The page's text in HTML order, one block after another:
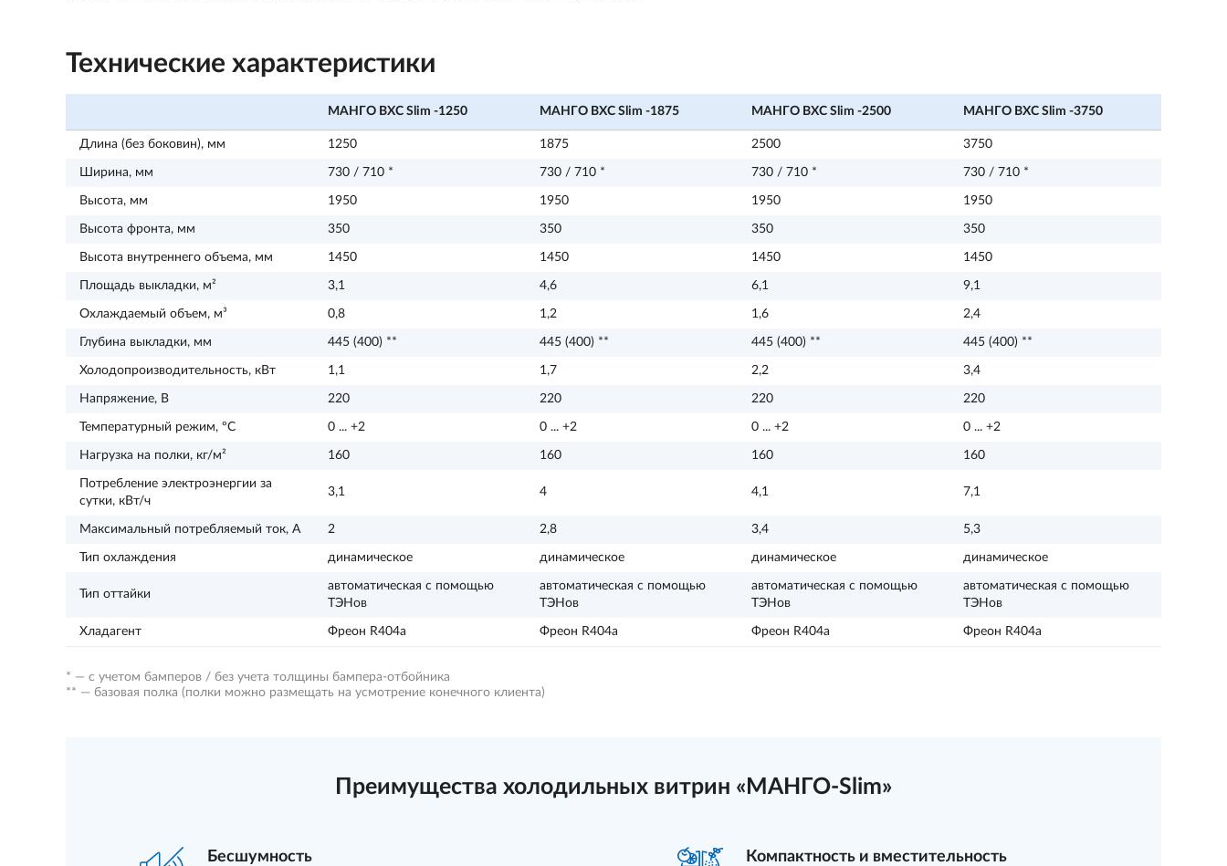
Технические характеристики
МАНГО ВХС Slim -1250 МАНГО ВХС Slim -1875 МАНГО ВХС Slim -2500 МАНГО ВХС Slim -3750
Длина (без боковин), мм 1250 1875 2500 3750
Ширина, мм 730 / 710 * 730 / 710 * 730 / 710 * 730 / 710 *
Высота, мм 1950 1950 1950 1950
Высота фронта, мм 350 350 350 350
Высота внутреннего объема, мм 1450 1450 1450 1450
Площадь выкладки, м² 3,1 4,6 6,1 9,1
Охлаждаемый объем, м³ 0,8 1,2 1,6 2,4
Глубина выкладки, мм 445 (400) ** 445 (400) ** 445 (400) ** 445 (400) **
Холодопроизводительность, кВт 1,1 1,7 2,2 3,4
Напряжение, В 220 220 220 220
Температурный режим, ºС 0 ... +2 0 ... +2 0 ... +2 0 ... +2
Нагрузка на полки, кг/м² 160 160 160 160
Потребление электроэнергии за
сутки, кВт/ч
3,1 4 4,1 7,1
Максимальный потребляемый ток, А 2 2,8 3,4 5,3
Тип охлаждения динамическое динамическое динамическое динамическое
Тип оттайки
автоматическая с помощью
ТЭНов
автоматическая с помощью
ТЭНов
автоматическая с помощью
ТЭНов
автоматическая с помощью
ТЭНов
Хладагент Фреон R404a Фреон R404a Фреон R404a Фреон R404a
* — с учетом бамперов / без учета толщины бампера-отбойника
** — базовая полка (полки можно размещать на усмотрение конечного клиента)
Преимущества холодильных витрин «МАНГО-Slim»
Бесшумность Компактность и вместительность